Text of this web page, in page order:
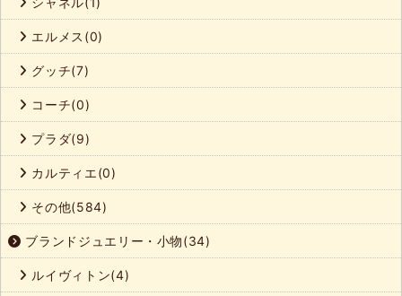
エルメス(0)
グッチ(7)
コーチ(0)
プラダ(9)
カルティエ(0)
その他(584)
ブランドジュエリー・小物(34)
ルイヴィトン(4)